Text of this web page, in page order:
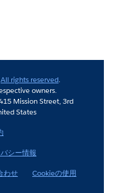
All rights reserved.
owners.
Mission Street, 3rd
States
シー情報
わせ Cookieの使用